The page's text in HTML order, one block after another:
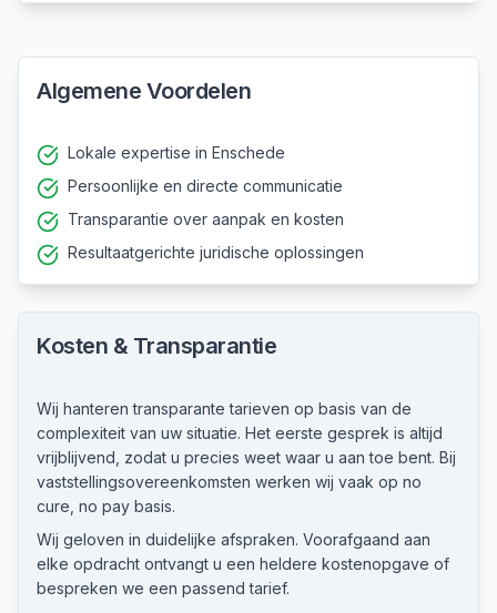
Algemene Voordelen
Lokale expertise in Enschede
Persoonlijke en directe communicatie
Transparantie over aanpak en kosten
Resultaatgerichte juridische oplossingen
Kosten & Transparantie
Wij hanteren transparante tarieven op basis van de
complexiteit van uw situatie. Het eerste gesprek is altijd
vrijblijvend, zodat u precies weet waar u aan toe bent. Bij
vaststellingsovereenkomsten werken wij vaak op no
cure, no pay basis.
Wij geloven in duidelijke afspraken. Voorafgaand aan
elke opdracht ontvangt u een heldere kostenopgave of
bespreken we een passend tarief.